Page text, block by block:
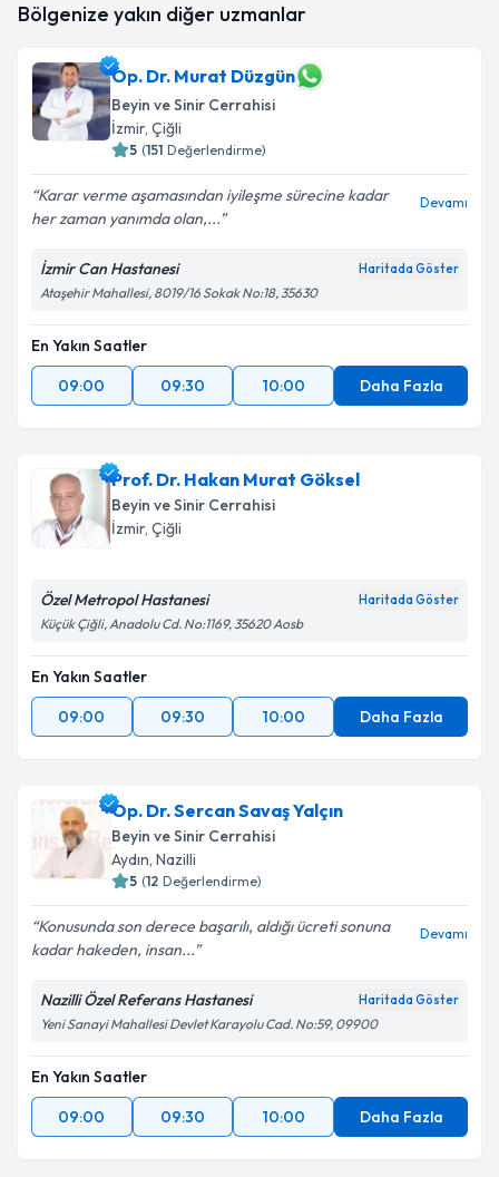
oluşturun. Size bu uzmandan randevu almanız için bir
E-posta Adresiniz
Kişisel verilerimin işlenmesine ilişkinAydınlatma
Metni'ni okudum ve kişisel verilerimin belirtilen
Bölgenize yakın diğer uzmanlar
Op. Dr. Murat Düzgün
Beyin ve Sinir Cerrahisi
İzmir, Çiğli
5 (151 Değerlendirme)
Karar verme aşamasından iyileşme sürecine kadar
her zaman yanımda olan,...
Devamı
İzmir Can Hastanesi Haritada Göster
Ataşehir Mahallesi, 8019/16 Sokak No:18, 35630
En Yakın Saatler
09:00
09:30 10:00 Daha Fazla
Prof. Dr. Hakan Murat Göksel
Beyin ve Sinir Cerrahisi
İzmir, Çiğli
Özel Metropol Hastanesi Haritada Göster
Küçük Çiğli, Anadolu Cd. No:1169, 35620 Aosb
En Yakın Saatler
09:00
09:30 10:00 Daha Fazla
Op. Dr. Sercan Savaş Yalçın
Beyin ve Sinir Cerrahisi
Aydın, Nazilli
5 (12 Değerlendirme)
Konusunda son derece başarılı, aldığı ücreti sonuna
kadar hakeden, insan...
Devamı
Nazilli Özel Referans Hastanesi Haritada Göster
Yeni Sanayi Mahallesi Devlet Karayolu Cad. No:59, 09900
En Yakın Saatler
09:00
09:30 10:00 Daha Fazla